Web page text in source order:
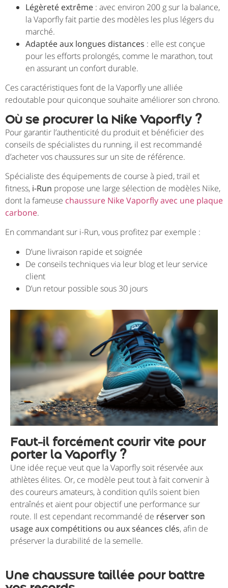
Légèreté extrême : avec environ 200 g sur la balance,
la Vaporfly fait partie des modèles les plus légers du
marché.
Adaptée aux longues distances : elle est conçue
pour les efforts prolongés, comme le marathon, tout
en assurant un confort durable.
Ces caractéristiques font de la Vaporfly une alliée
redoutable pour quiconque souhaite améliorer son chrono.
Où se procurer la Nike Vaporfly ?
Pour garantir l’authenticité du produit et bénéficier des
conseils de spécialistes du running, il est recommandé
d’acheter vos chaussures sur un site de référence.
Spécialiste des équipements de course à pied, trail et
fitness, i-Run propose une large sélection de modèles Nike,
dont la fameuse chaussure Nike Vaporfly avec une plaque
carbone.
En commandant sur i-Run, vous profitez par exemple :
D’une livraison rapide et soignée
De conseils techniques via leur blog et leur service
client
D’un retour possible sous 30 jours
Faut-il forcément courir vite pour
porter la Vaporfly ?
Une idée reçue veut que la Vaporfly soit réservée aux
athlètes élites. Or, ce modèle peut tout à fait convenir à
des coureurs amateurs, à condition qu’ils soient bien
entraînés et aient pour objectif une performance sur
route. Il est cependant recommandé de réserver son
usage aux compétitions ou aux séances clés, afin de
préserver la durabilité de la semelle.
Une chaussure taillée pour battre